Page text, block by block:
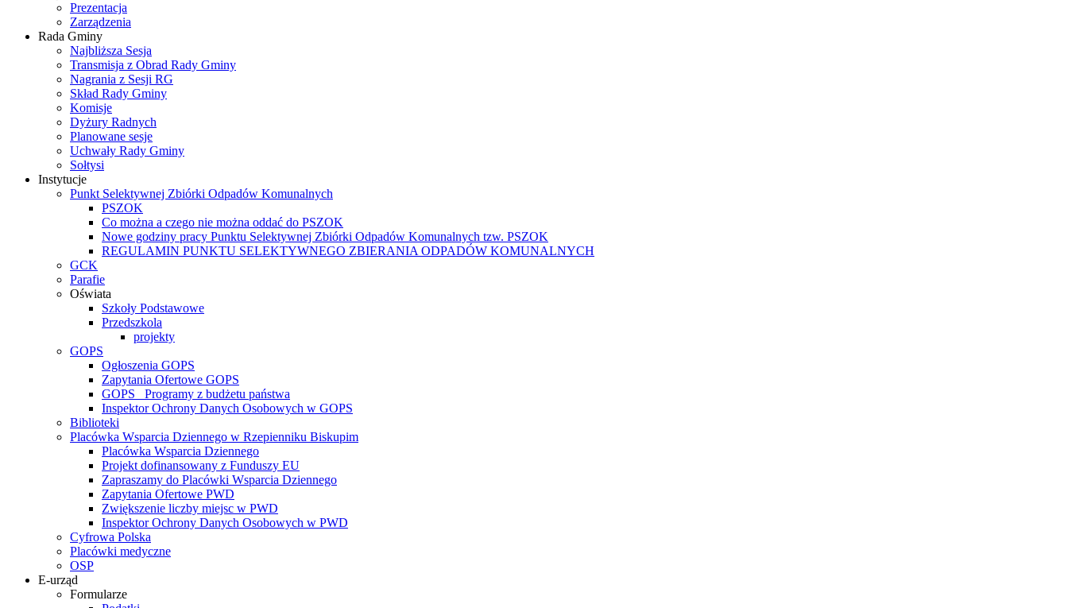
Prezentacja
Zarządzenia
Rada Gminy
Najbliższa Sesja
Transmisja z Obrad Rady Gminy
Nagrania z Sesji RG
Skład Rady Gminy
Komisje
Dyżury Radnych
Planowane sesje
Uchwały Rady Gminy
Sołtysi
Instytucje
Punkt Selektywnej Zbiórki Odpadów Komunalnych
PSZOK
Co można a czego nie można oddać do PSZOK
Nowe godziny pracy Punktu Selektywnej Zbiórki Odpadów Komunalnych tzw. PSZOK
REGULAMIN PUNKTU SELEKTYWNEGO ZBIERANIA ODPADÓW KOMUNALNYCH
GCK
Parafie
Oświata
Szkoły Podstawowe
Przedszkola
projekty
GOPS
Ogłoszenia GOPS
Zapytania Ofertowe GOPS
GOPS_ Programy z budżetu państwa
Inspektor Ochrony Danych Osobowych w GOPS
Biblioteki
Placówka Wsparcia Dziennego w Rzepienniku Biskupim
Placówka Wsparcia Dziennego
Projekt dofinansowany z Funduszy EU
Zapraszamy do Placówki Wsparcia Dziennego
Zapytania Ofertowe PWD
Zwiększenie liczby miejsc w PWD
Inspektor Ochrony Danych Osobowych w PWD
Cyfrowa Polska
Placówki medyczne
OSP
E-urząd
Formularze